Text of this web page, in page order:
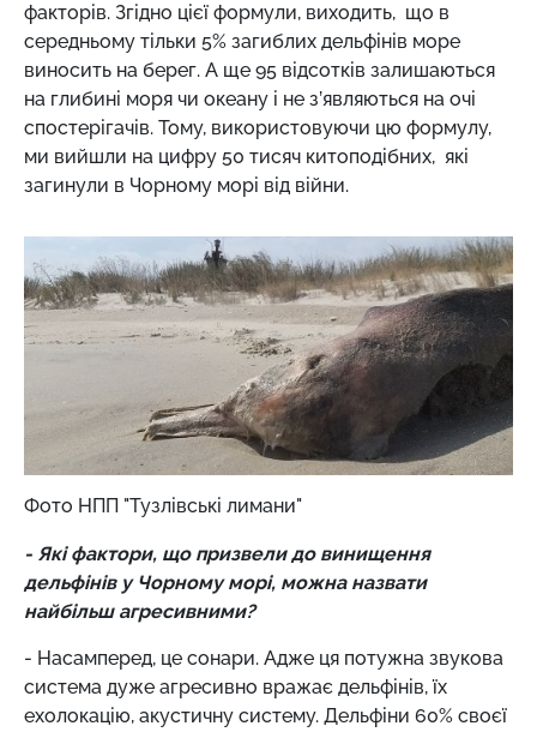
факторів. Згідно цієї формули, виходить, що в
середньому тільки 5% загиблих дельфінів море
виносить на берег. А ще 95 відсотків залишаються
на глибині моря чи океану і не з’являються на очі
спостерігачів. Тому, використовуючи цю формулу,
ми вийшли на цифру 50 тисяч китоподібних, які
загинули в Чорному морі від війни.
Фото НПП "Тузлівські лимани"
- Які фактори, що призвели до винищення
дельфінів у Чорному морі, можна назвати
найбільш агресивними?
- Насамперед, це сонари. Адже ця потужна звукова
система дуже агресивно вражає дельфінів, їх
ехолокацію, акустичну систему. Дельфіни 60% своєї